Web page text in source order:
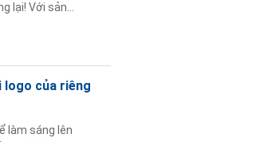
lại! Với sản
logo của riêng
làm sáng lên